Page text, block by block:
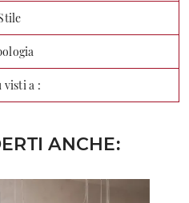
visti a :
ANCHE: